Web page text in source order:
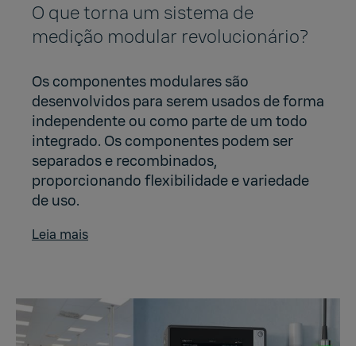
O que torna um sistema de
medição modular revolucionário?
Os componentes modulares são
desenvolvidos para serem usados de forma
independente ou como parte de um todo
integrado. Os componentes podem ser
separados e recombinados,
proporcionando flexibilidade e variedade
de uso.
Leia mais